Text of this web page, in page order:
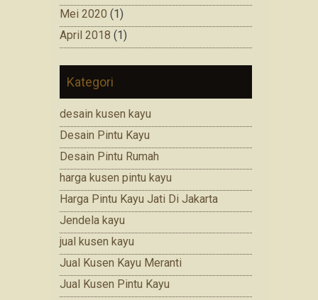
Mei 2020 (1)
April 2018 (1)
Kategori
desain kusen kayu
Desain Pintu Kayu
Desain Pintu Rumah
harga kusen pintu kayu
Harga Pintu Kayu Jati Di Jakarta
Jendela kayu
jual kusen kayu
Jual Kusen Kayu Meranti
Jual Kusen Pintu Kayu